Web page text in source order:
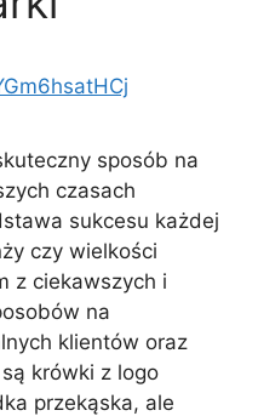
sposób na
czasach
sukcesu każdej
czy wielkości
z ciekawszych i
na
klientów oraz
krówki z logo
przekąska, ale